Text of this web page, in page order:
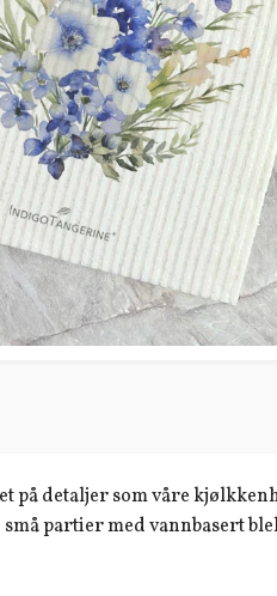
på detaljer som våre
partier med vannbasert